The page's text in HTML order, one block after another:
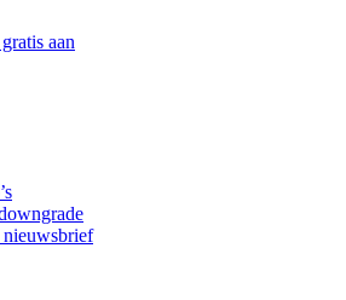
aan